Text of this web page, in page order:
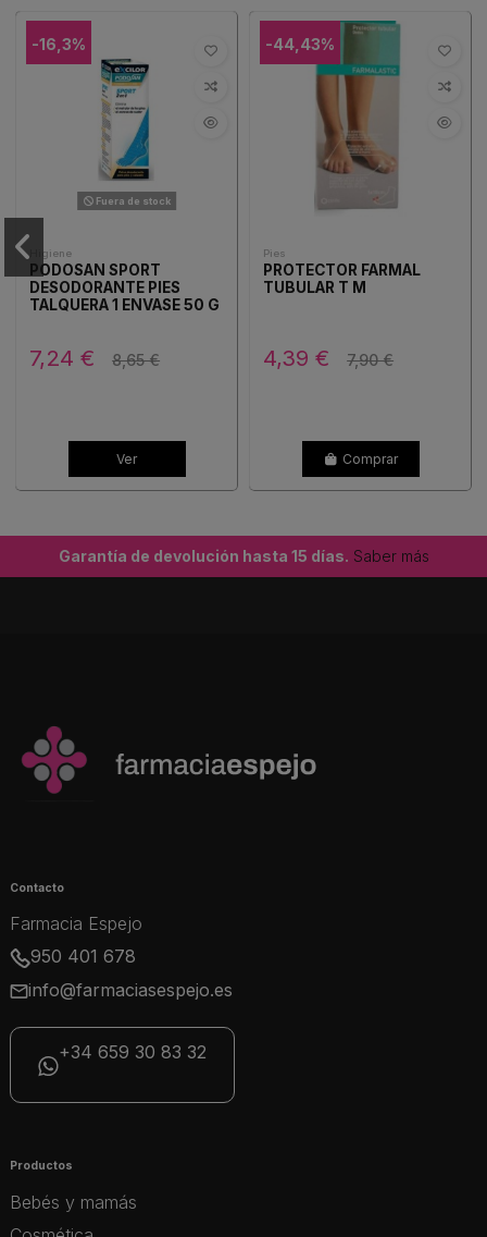
-16,3%
Fuera de stock
Higiene
PODOSAN SPORT
DESODORANTE PIES
TALQUERA 1 ENVASE 50 G
7,24 € 8,65 €
Ver
-44,43%
Pies
PROTECTOR FARMAL
TUBULAR T M
4,39 € 7,90 €
Comprar
Garantía de devolución hasta 15 días. Saber más
Contacto
Farmacia Espejo
950 401 678
info@farmaciasespejo.es
+34 659 30 83 32
Productos
Bebés y mamás